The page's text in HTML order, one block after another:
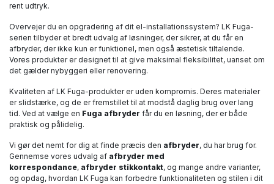
rent udtryk.
Overvejer du en opgradering af dit el-installationssystem? LK Fuga-
serien tilbyder et bredt udvalg af løsninger, der sikrer, at du får en
afbryder, der ikke kun er funktionel, men også æstetisk tiltalende.
Vores produkter er designet til at give maksimal fleksibilitet, uanset om
det gælder nybyggeri eller renovering.
Kvaliteten af LK Fuga-produkter er uden kompromis. Deres materialer
er slidstærke, og de er fremstillet til at modstå daglig brug over lang
tid. Ved at vælge en Fuga afbryder får du en løsning, der er både
praktisk og pålidelig.
Vi gør det nemt for dig at finde præcis den afbryder, du har brug for.
Gennemse vores udvalg af afbryder med
korrespondance, afbryder stikkontakt, og mange andre varianter,
og opdag, hvordan LK Fuga kan forbedre funktionaliteten og stilen i dit